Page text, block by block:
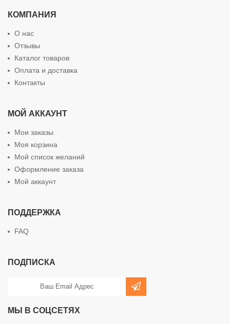
КОМПАНИЯ
О нас
Отзывы
Каталог товаров
Оплата и доставка
Контакты
МОЙ АККАУНТ
Мои заказы
Моя корзина
Мой список желаний
Оформление заказа
Мой аккаунт
ПОДДЕРЖКА
FAQ
ПОДПИСКА
МЫ В СОЦСЕТЯХ